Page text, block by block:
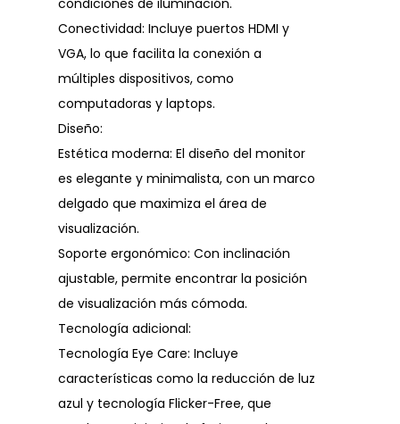
condiciones de iluminación.
Conectividad: Incluye puertos HDMI y
VGA, lo que facilita la conexión a
múltiples dispositivos, como
computadoras y laptops.
Diseño:
Estética moderna: El diseño del monitor
es elegante y minimalista, con un marco
delgado que maximiza el área de
visualización.
Soporte ergonómico: Con inclinación
ajustable, permite encontrar la posición
de visualización más cómoda.
Tecnología adicional:
Tecnología Eye Care: Incluye
características como la reducción de luz
azul y tecnología Flicker-Free, que